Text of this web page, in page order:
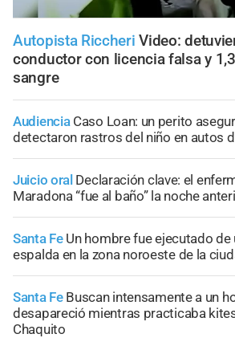
Autopista Riccheri Video:
conductor con licencia falsa y
sangre
Audiencia Caso Loan: un perito
detectaron rastros del niño en autos
Juicio oral Declaración clave: el
Maradona “fue al baño” la noche
Santa Fe Un hombre fue ejecutado de
espalda en la zona noroeste de la
Santa Fe Buscan intensamente a un
desapareció mientras practicaba
Chaquito